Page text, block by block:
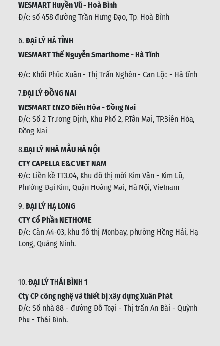
WESMART Huyền Vũ - Hoà Bình
Đ/c: số 458 đường Trần Hưng Đạo, Tp. Hoà Bình
6. ĐẠi LÝ HÀ TĨNH
WESMART Thế Nguyễn Smarthome - Hà Tĩnh
Đ/c: Khối Phúc Xuân - Thị Trấn Nghèn - Can Lộc - Hà tĩnh
7.ĐẠI LÝ ĐỒNG NAI
WESMART ENZO Biên Hòa - Đồng Nai
Đ/c: Số 2 Trương Định, Khu Phố 2, P.Tân Mai, TP.Biên Hòa,
Đồng Nai
8.ĐẠI LÝ NHÀ MẪU HÀ NỘI
CTY CAPELLA E&C VIET NAM
Đ/c: Liền kề TT3.04, Khu đô thị mới Kim Văn - Kim Lũ,
Phường Đại Kim, Quận Hoàng Mai, Hà Nội, Vietnam
9. ĐẠI LÝ HẠ LONG
CTY Cổ Phần NETHOME
Đ/c: Căn A4-03, khu đô thị Monbay, phường Hồng Hải, Hạ
Long, Quảng Ninh.
10. ĐẠI LÝ THÁI BÌNH 1
Cty CP công nghệ và thiết bị xây dựng Xuân Phát
Đ/c: Số nhà 88 - đường Đỗ Toại - Thị trấn An Bài - Quỳnh
Phụ - Thái Bình.